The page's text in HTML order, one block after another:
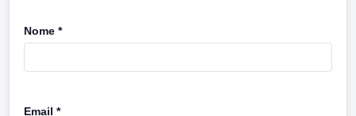
Nome *
Email *